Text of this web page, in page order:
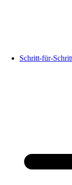
Schritt-für-